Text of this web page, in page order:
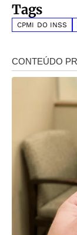
Tags
CPMI DO INSS